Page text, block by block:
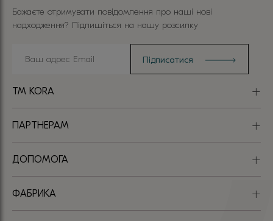
TM KORA
ПАРТНЕРАМ
ДОПОМОГА
ФАБРИКА
Бажаєте отримувати повідомлення про наші нові
надходження? Підпишіться на нашу розсилку